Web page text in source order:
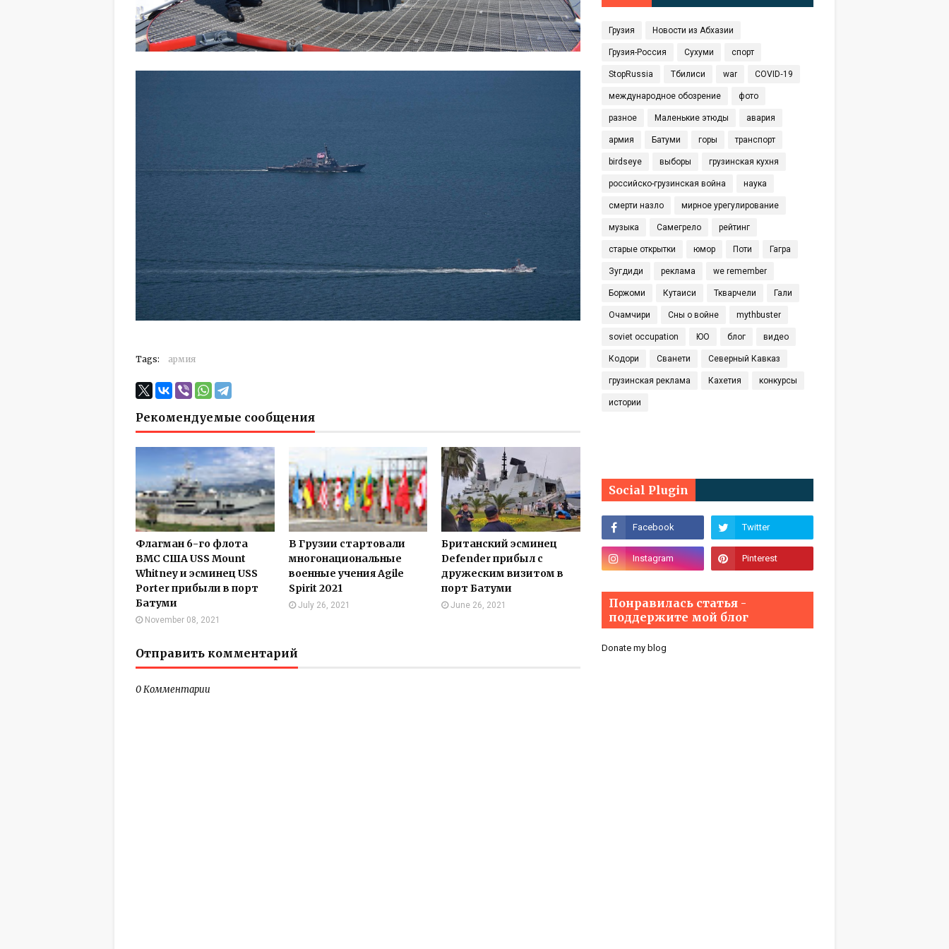
Tags: армия
Рекомендуемые сообщения
Флагман 6-го флота
ВМС США USS Mount
Whitney и эсминец USS
Porter прибыли в порт
Батуми
November 08, 2021
В Грузии стартовали
многонациональные
военные учения Agile
Spirit 2021
July 26, 2021
Британский эсминец
Defender прибыл с
дружеским визитом в
порт Батуми
June 26, 2021
Отправить комментарий
0 Комментарии
Грузия Новости из Абхазии
Грузия-Россия Сухуми спорт
StopRussia Тбилиси war COVID‑19
международное обозрение фото
разное Маленькие этюды авария
армия Батуми горы транспорт
birdseye выборы грузинская кухня
российско-грузинская война наука
смерти назло мирное урегулирование
музыка Самегрело рейтинг
старые открытки юмор Поти Гагра
Зугдиди реклама we remember
Боржоми Кутаиси Ткварчели Гали
Очамчири Сны о войне mythbuster
soviet occupation ЮО блог видео
Кодори Сванети Северный Кавказ
грузинская реклама Кахетия конкурсы
истории
Social Plugin
Понравилась статья -
поддержите мой блог
Donate my blog